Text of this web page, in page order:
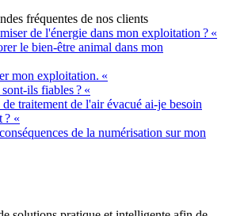
fréquentes de nos clients
de l'énergie dans mon exploitation ? «
le bien-être animal dans mon
mon exploitation. «
ils fiables ? «
traitement de l'air évacué ai-je besoin
? «
de la numérisation sur mon